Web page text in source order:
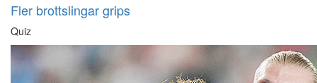
Fler brottslingar grips
Quiz